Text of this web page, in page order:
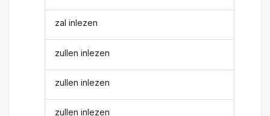
zal inlezen
zullen inlezen
zullen inlezen
zullen inlezen